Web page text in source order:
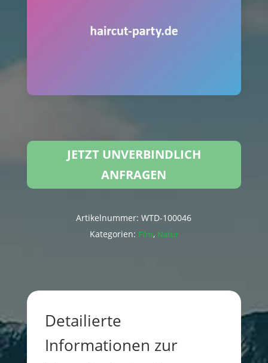
JETZT UNVERBINDLICH
ANFRAGEN
Artikelnummer:WTD-100046
Kategorien: Film, Natur
Detailierte
Informationen zur